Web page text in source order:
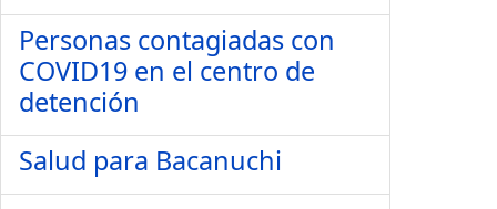
Personas contagiadas con
COVID19 en el centro de
detención
Salud para Bacanuchi